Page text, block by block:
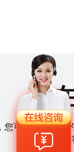
您可以拨打我们